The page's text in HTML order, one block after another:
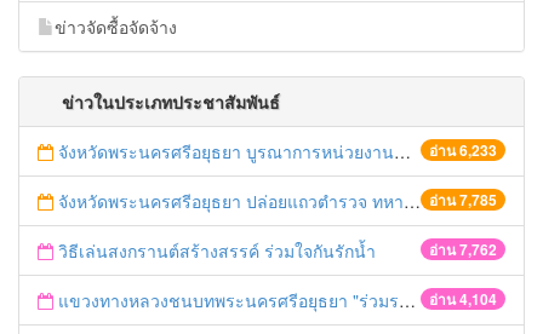
ข่าวจัดซื้อจัดจ้าง
ข่าวในประเภทประชาสัมพันธ์
อ่าน 6,233
จังหวัดพระนครศรีอยุธยา บูรณาการหน่วยงานที่เกี่ยวข้อง ลงพื้นที่จัดระเบียบและดำเนินมาตรการตามบทลงโทษสูงสุดกับผู้ประกอบการร้านค้าที่ยังฝ่าฝืนตั้งร้านค้ารุกล้ำเขตพื้นที่ทางหลวง เตรียมความปลอดภัยก่อนเทศกาลสงกรานต์
อ่าน 7,785
จังหวัดพระนครศรีอยุธยา ปล่อยแถวตำรวจ ทหาร ฝ่ายปกครอง กว่า 100 นาย ตรวจเข้มท่ารถสาธารณะ สถานีขนส่งรถโดยสาร วินรถตู้ และสถานีรถไฟ เตรียมรับมือเทศกาลสงกรานต์
อ่าน 7,762
วิธีเล่นสงกรานต์สร้างสรรค์ ร่วมใจกันรักน้ำ
อ่าน 4,104
แขวงทางหลวงชนบทพระนครศรีอยุธยา "ร่วมรณรงค์ ขับช้า เปิดไฟหน้า คาดเข็มขัด" เทศกาลสงกรานต์ ปี 2561